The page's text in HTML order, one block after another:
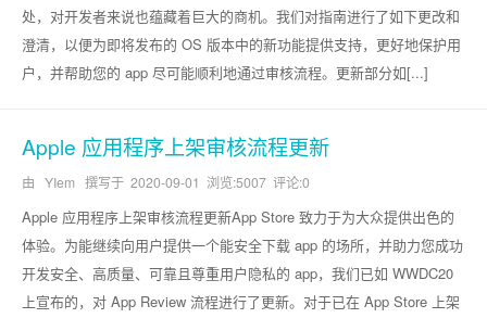
处，对开发者来说也蕴藏着巨大的商机。我们对指南进行了如下更改和
澄清，以便为即将发布的 OS 版本中的新功能提供支持，更好地保护用
户，并帮助您的 app 尽可能顺利地通过审核流程。更新部分如[...]
Apple 应用程序上架审核流程更新
由 YIem 撰写于 2020-09-01 浏览:5007 评论:0
Apple 应用程序上架审核流程更新App Store 致力于为大众提供出色的
体验。为能继续向用户提供一个能安全下载 app 的场所，并助力您成功
开发安全、高质量、可靠且尊重用户隐私的 app，我们已如 WWDC20
上宣布的，对 App Review 流程进行了更新。对于已在 App Store 上架